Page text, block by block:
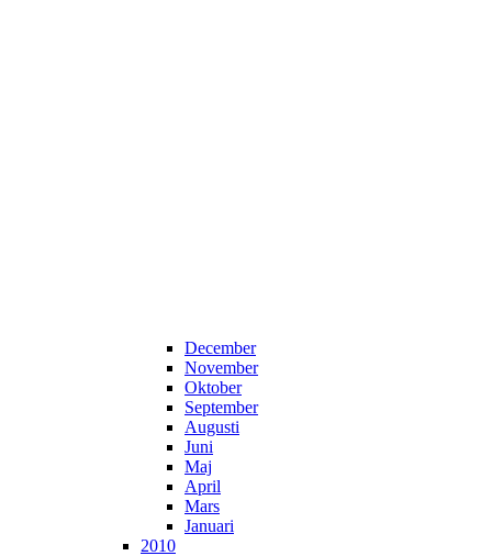
December
November
Oktober
September
Augusti
Juni
Maj
April
Mars
Januari
2010